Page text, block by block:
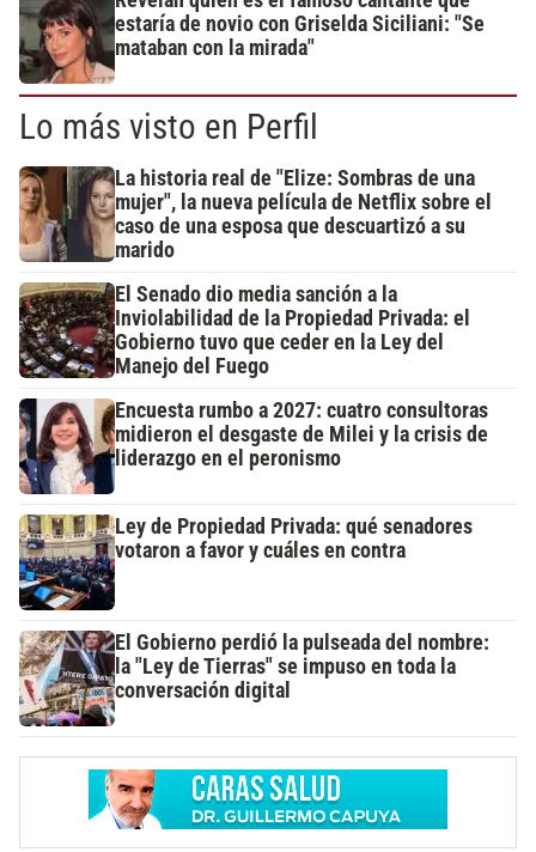
estaría de novio con Griselda Siciliani: "Se
mataban con la mirada"
Lo más visto en Perfil
La historia real de "Elize: Sombras de una
mujer", la nueva película de Netflix sobre el
caso de una esposa que descuartizó a su
marido
El Senado dio media sanción a la
Inviolabilidad de la Propiedad Privada: el
Gobierno tuvo que ceder en la Ley del
Manejo del Fuego
Encuesta rumbo a 2027: cuatro consultoras
midieron el desgaste de Milei y la crisis de
liderazgo en el peronismo
Ley de Propiedad Privada: qué senadores
votaron a favor y cuáles en contra
El Gobierno perdió la pulseada del nombre:
la "Ley de Tierras" se impuso en toda la
conversación digital